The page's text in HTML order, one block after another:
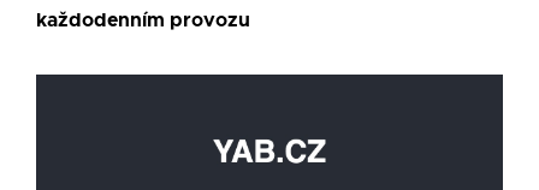
každodenním provozu